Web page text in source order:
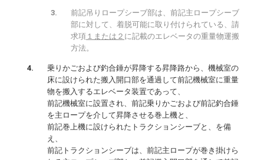
前記吊りロープシーブ部は、前記主ロープシーブ
部に対して、着脱可能に取り付けられている、請
求項 １または２ に記載のエレベータの重量物運搬
方法。
乗りかごおよび釣合錘が昇降する昇降路から、機械室の
床に設けられた搬入開口部を通過して前記機械室に重量
物を搬入するエレベータ装置であって、
前記機械室に設置され、前記乗りかごおよび前記釣合錘
を主ロープを介して昇降させる巻上機と、
前記巻上機に設けられたトラクションシーブと、を備
え、
前記トラクションシーブは、前記主ロープが巻き掛けら